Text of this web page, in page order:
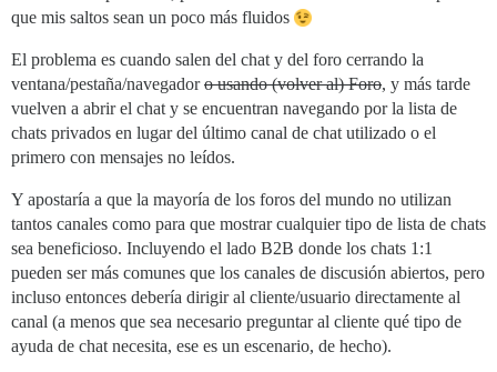
que mis saltos sean un poco más fluidos
El problema es cuando salen del chat y del foro cerrando la
ventana/pestaña/navegadoro usando (volver al) Foro, y más tarde
vuelven a abrir el chat y se encuentran navegando por la lista de
chats privados en lugar del último canal de chat utilizado o el
primero con mensajes no leídos.
Y apostaría a que la mayoría de los foros del mundo no utilizan
tantos canales como para que mostrar cualquier tipo de lista de chats
sea beneficioso. Incluyendo el lado B2B donde los chats 1:1
pueden ser más comunes que los canales de discusión abiertos, pero
incluso entonces debería dirigir al cliente/usuario directamente al
canal (a menos que sea necesario preguntar al cliente qué tipo de
ayuda de chat necesita, ese es un escenario, de hecho).